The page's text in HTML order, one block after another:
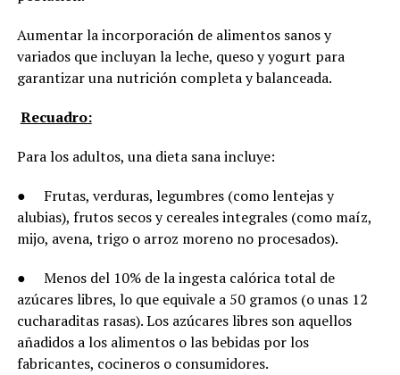
Aumentar la incorporación de alimentos sanos y
variados que incluyan la leche, queso y yogurt para
garantizar una nutrición completa y balanceada.
Recuadro:
Para los adultos, una dieta sana incluye:
● Frutas, verduras, legumbres (como lentejas y
alubias), frutos secos y cereales integrales (como maíz,
mijo, avena, trigo o arroz moreno no procesados).
● Menos del 10% de la ingesta calórica total de
azúcares libres, lo que equivale a 50 gramos (o unas 12
cucharaditas rasas). Los azúcares libres son aquellos
añadidos a los alimentos o las bebidas por los
fabricantes, cocineros o consumidores.